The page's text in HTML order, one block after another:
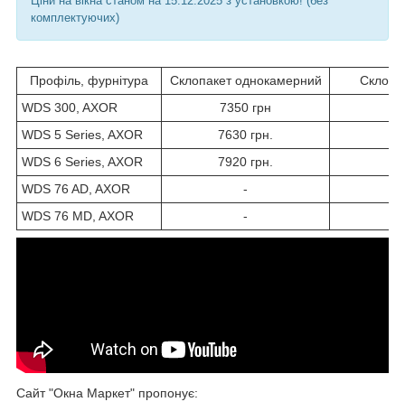
комплектуючих)
Профіль, фурнітура Склопакет однокамерний
WDS 300, AXOR
7350 грн
WDS 5 Series, AXOR
7630 грн.
WDS 6 Series, AXOR
7920 грн.
WDS 76 AD, AXOR
-
WDS 76 MD, AXOR
-
Сайт "Окна Маркет" пропонує: